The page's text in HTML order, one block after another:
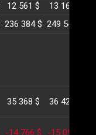
12 561 $ 13 165 $
236 384 $ 249 549 $
35 368 $ 36 429 $
-14 766 $ -15 097 $